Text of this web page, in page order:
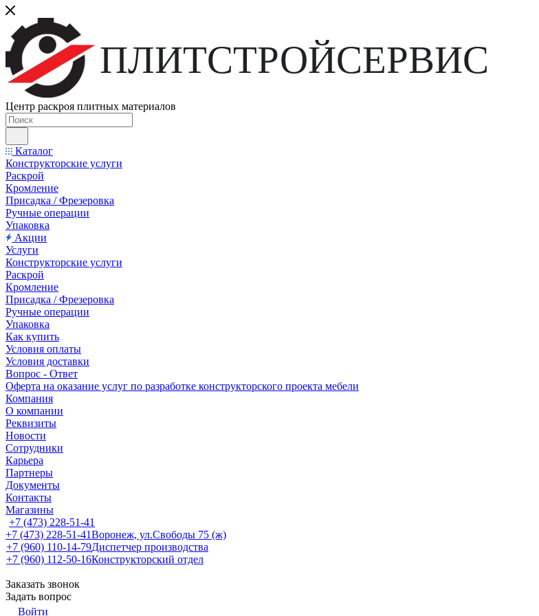
ПЛИТСТРОЙСЕРВИС
Центр раскроя плитных материалов
Каталог
Конструкторские услуги
Раскрой
Кромление
Присадка / Фрезеровка
Ручные операции
Упаковка
Акции
Услуги
Конструкторские услуги
Раскрой
Кромление
Присадка / Фрезеровка
Ручные операции
Упаковка
Как купить
Условия оплаты
Условия доставки
Вопрос - Ответ
Оферта на оказание услуг по разработке конструкторского проекта мебели
Компания
О компании
Реквизиты
Новости
Сотрудники
Карьера
Партнеры
Документы
Контакты
Магазины
+7 (473) 228-51-41
+7 (473) 228-51-41Воронеж, ул.Свободы 75 (ж)
+7 (960) 110-14-79Диспетчер производства
+7 (960) 112-50-16Конструкторский отдел
Заказать звонок
Задать вопрос
Войти